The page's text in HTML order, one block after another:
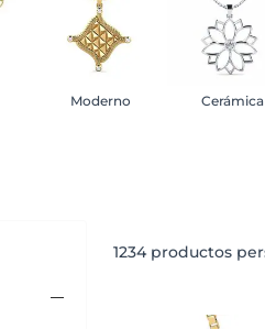
Moderno Cerámica
1234productos